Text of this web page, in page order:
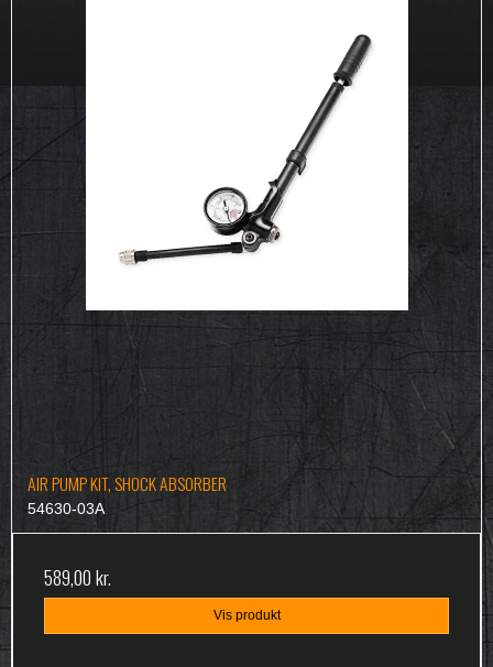
AIR PUMP KIT, SHOCK ABSORBER
54630-03A
589,00 kr.
Vis produkt